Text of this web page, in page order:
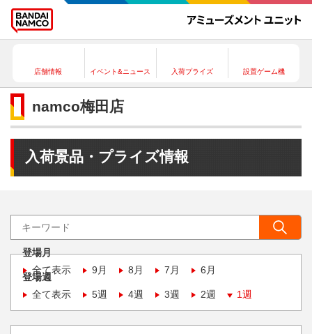
店舗情報 イベント&ニュース 入荷プライズ 設置ゲーム機
namco梅田店
入荷景品・プライズ情報
登場月
全て表示
9月 8月 7月 6月
登場週
全て表示
5週 4週 3週 2週 1週